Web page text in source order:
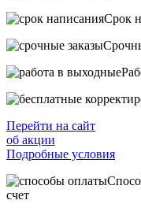
Срок
Перейти на сайт
об акции
Подробные условия
счет